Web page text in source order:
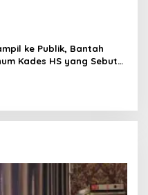
ke Publik, Bantah
Kades HS yang Sebut